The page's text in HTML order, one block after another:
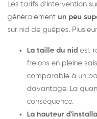
Les tarifs d'intervention
généralement un peu
sur nid de guêpes.
La taille du nid est
frelons en pleine
comparable à un
davantage. La
conséquence.
La hauteur